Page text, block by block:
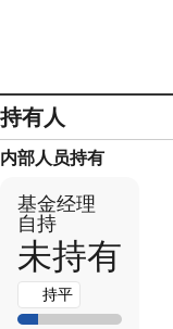
持有人
内部人员持有
基金经理
自持
未持有
持平